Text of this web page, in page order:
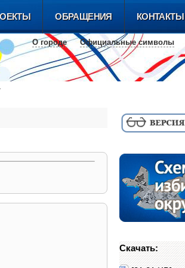
О городе Официальные cимволы
ОБРАЩЕНИЯ КОНТАКТЫ
Скачать: